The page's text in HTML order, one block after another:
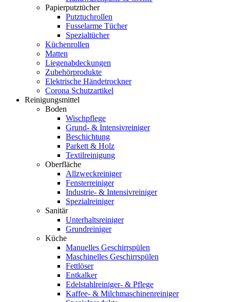
Papierputztücher
Putztuchrollen
Fusselarme Tücher
Spezialtücher
Küchenrollen
Matten
Liegenabdeckungen
Zubehörprodukte
Elektrische Händetrockner
Corona Schutzartikel
Reinigungsmittel
Boden
Wischpflege
Grund- & Intensivreiniger
Beschichtung
Parkett & Holz
Textilreinigung
Oberfläche
Allzweckreiniger
Fensterreiniger
Industrie- & Intensivreiniger
Spezialreiniger
Sanitär
Unterhaltsreiniger
Grundreiniger
Küche
Manuelles Geschirrspülen
Maschinelles Geschirrspülen
Fettlöser
Entkalker
Edelstahlreiniger- & Pflege
Kaffee- & Milchmaschinenreiniger